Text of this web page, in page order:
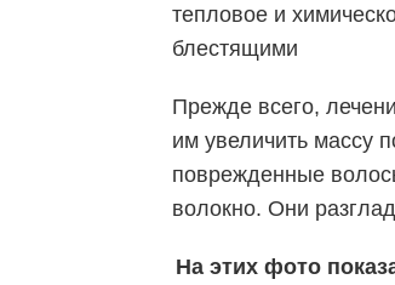
тепловое и
блестящими
Прежде всего,
им увеличить массу
поврежденные
волокно. Они
На этих фото